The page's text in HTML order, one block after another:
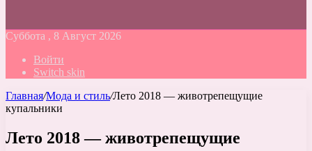
Суббота , 8 Август 2026
Войти
Switch skin
Главная/Мода и стиль/Лето 2018 — животрепещущие
купальники
Лето 2018 — животрепещущие